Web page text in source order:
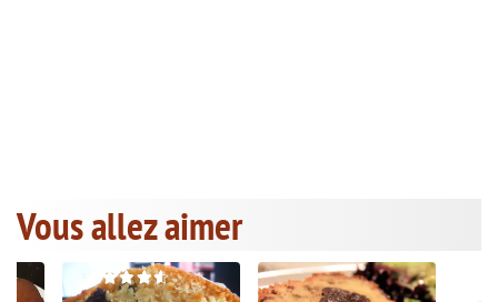
Vous allez aimer